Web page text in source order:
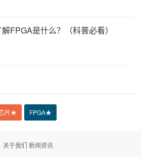
FPGA是什么？（科普必看）
片★ FPGA★
关于我们 新闻资讯